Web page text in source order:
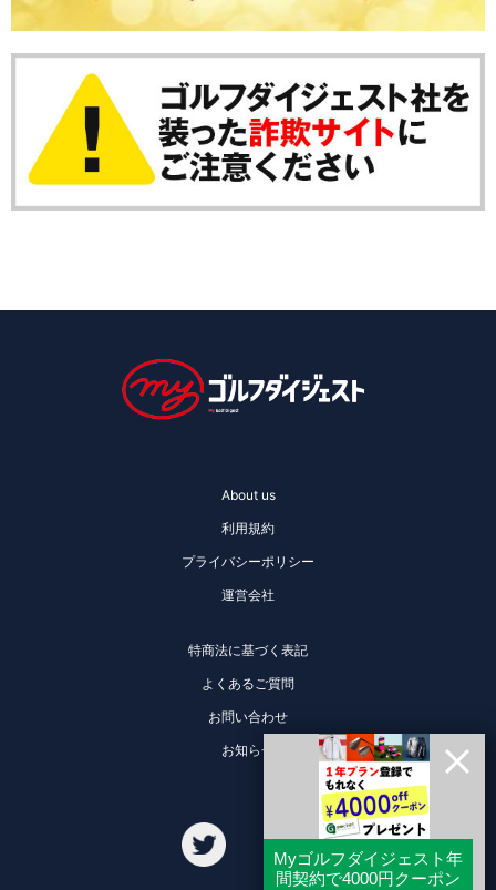
About us
利用規約
プライバシーポリシー
運営会社
特商法に基づく表記
よくあるご質問
お問い合わせ
お知らせ